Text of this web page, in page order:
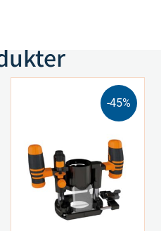
-45%